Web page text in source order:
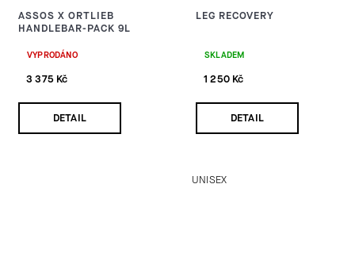
ASSOS X ORTLIEB
HANDLEBAR-PACK 9L
VYPRODÁNO
3 375 Kč
DETAIL
LEG RECOVERY
SKLADEM
1 250 Kč
DETAIL
UNISEX